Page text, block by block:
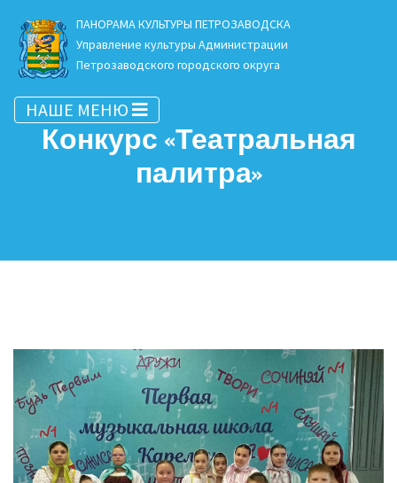
ПАНОРАМА КУЛЬТУРЫ ПЕТРОЗАВОДСКА
Управление культуры Администрации
Петрозаводского городского округа
НАШЕ МЕНЮ
Конкурс «Театральная
палитра»